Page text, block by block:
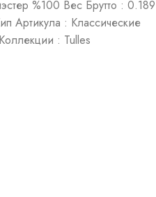
%100 Вес Брутто : 0.189
Артикула : Классические
: Tulles